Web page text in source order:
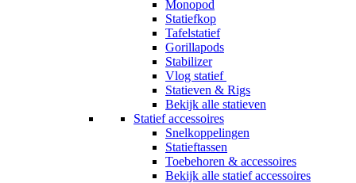
Monopod
Statiefkop
Tafelstatief
Gorillapods
Stabilizer
Vlog statief
Statieven & Rigs
Bekijk alle statieven
Statief accessoires
Snelkoppelingen
Statieftassen
Toebehoren & accessoires
Bekijk alle statief accessoires